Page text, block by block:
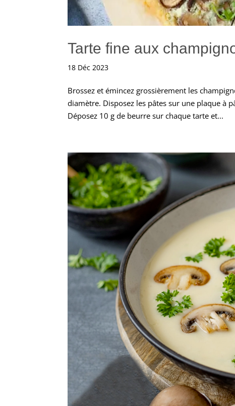
Tarte fine aux
18 Déc 2023
Brossez et émincez grossièrement les
diamètre. Disposez les pâtes sur une plaque à
Déposez 10 g de beurre sur chaque tarte et...